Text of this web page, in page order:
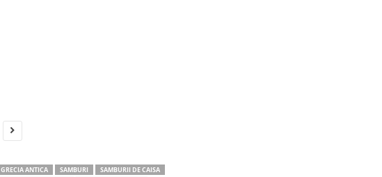
GRECIA ANTICA SAMBURI
SAMBURII DE CAISA